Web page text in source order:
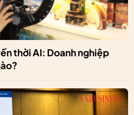
thời AI: Doanh nghiệp